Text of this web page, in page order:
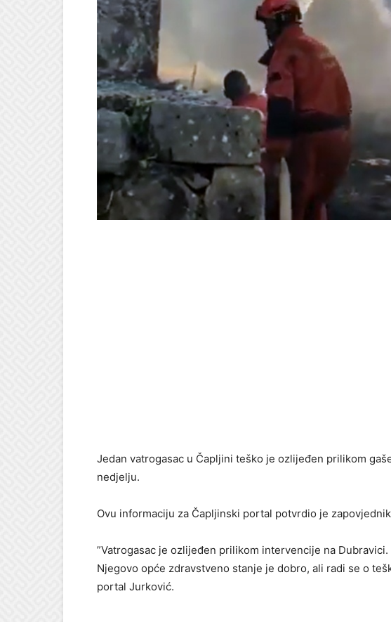
Jedan vatrogasac u Čapljini teško je ozlijeđen prilikom
nedjelju.
Ovu informaciju za Čapljinski portal potvrdio je
”Vatrogasac je ozlijeđen prilikom intervencije na
Njegovo opće zdravstveno stanje je dobro, ali radi se o
portal Jurković.